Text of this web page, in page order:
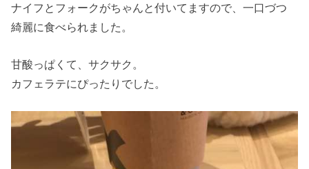
ナイフとフォークがちゃんと付いてますので、一口づつ
綺麗に食べられました。
甘酸っぱくて、サクサク。
カフェラテにぴったりでした。